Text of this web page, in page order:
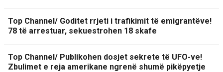
Top Channel/ Goditet rrjeti i trafikimit të emigrantëve!
78 të arrestuar, sekuestrohen 18 skafe
Top Channel/ Publikohen dosjet sekrete të UFO-ve!
Zbulimet e reja amerikane ngrenë shumë pikëpyetje